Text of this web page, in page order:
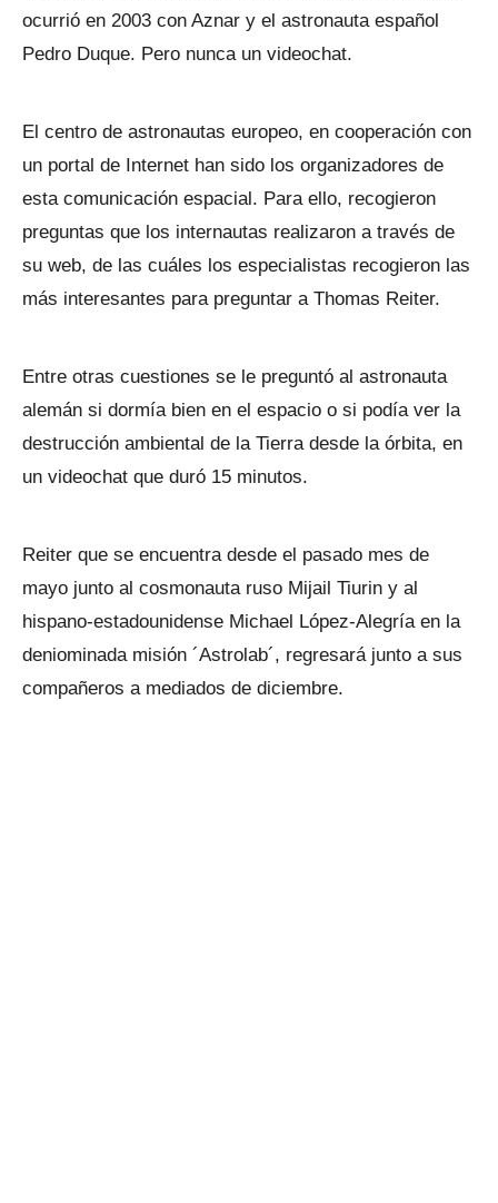
ocurrió en 2003 con Aznar y el astronauta español
Pedro Duque. Pero nunca un videochat.
El centro de astronautas europeo, en cooperación con
un portal de Internet han sido los organizadores de
esta comunicación espacial. Para ello, recogieron
preguntas que los internautas realizaron a través de
su web, de las cuáles los especialistas recogieron las
más interesantes para preguntar a Thomas Reiter.
Entre otras cuestiones se le preguntó al astronauta
alemán si dormía bien en el espacio o si podía ver la
destrucción ambiental de la Tierra desde la órbita, en
un videochat que duró 15 minutos.
Reiter que se encuentra desde el pasado mes de
mayo junto al cosmonauta ruso Mijail Tiurin y al
hispano-estadounidense Michael López-Alegría en la
deniominada misión ´Astrolab´, regresará junto a sus
compañeros a mediados de diciembre.